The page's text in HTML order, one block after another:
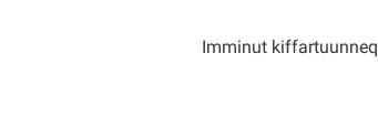
Imminut kiffartuunneq